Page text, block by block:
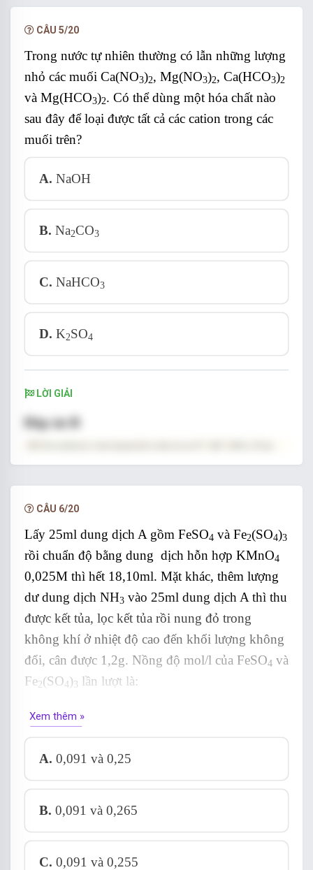
- Mẩu thử chỉ tạo khí là HC1.
- Mẩu thử vừa có khí vừa có kết tủa trắng là
H2 SO4.
CÂU 5/20
Trong nước tự nhiên thường có lẫn những lượng
nhỏ các muối Ca(NO3)2, Mg(NO3)2, Ca(HCO3)2
và Mg(HCO3)2. Có thể dùng một hóa chất nào
sau đây để loại được tất cả các cation trong các
muối trên?
A. NaOH
B. Na2CO3
C. NaHCO3
D. K2SO4
LỜI GIẢI
Đáp án B
CÂU 6/20
Lấy 25ml dung dịch A gồm FeSO4 và Fe2(SO4)3
rồi chuẩn độ bằng dung dịch hỗn hợp KMnO4
0,025M thì hết 18,10ml. Mặt khác, thêm lượng
dư dung dịch NH3 vào 25ml dung dịch A thì thu
được kết tủa, lọc kết tủa rồi nung đỏ trong
không khí ở nhiệt độ cao đến khối lượng không
đổi, cân được 1,2g. Nồng độ mol/l của FeSO4 và
Fe2(SO4)3 lần lượt là:
Xem thêm »
A. 0,091 và 0,25
B. 0,091 và 0,265
C. 0,091 và 0,255